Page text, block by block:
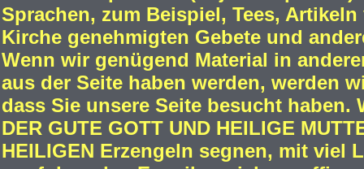
Sprachen, zum Beispiel, Tees,
Kirche genehmigten Gebete und
Wenn wir genügend Material in
aus der Seite haben werden, werden
dass Sie unsere Seite besucht
DER GUTE GOTT UND HEILIGE
HEILIGEN Erzengeln segnen, mit viel